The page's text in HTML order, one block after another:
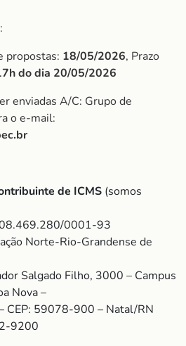
propostas: 18/05/2026, Prazo
do dia 20/05/2026
enviadas A/C: Grupo de
o e-mail:
de ICMS (somos
0001-93
Norte-Rio-Grandense de
Salgado Filho, 3000 – Campus
Nova –
CEP: 59078-900 – Natal/RN
9200